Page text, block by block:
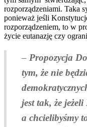
rozporządzeniami. Taka
ponieważ jeśli
rozporządzeniem, to w
życie eutanazję czy
– Propozycja
tym, że nie
jest tak, że
a chcielibyśmy